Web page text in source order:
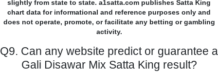
slightly from state to state. a1satta.com publishes Satta King
chart data for informational and reference purposes only and
does not operate, promote, or facilitate any betting or gambling
activity.
Q9. Can any website predict or guarantee a
Gali Disawar Mix Satta King result?